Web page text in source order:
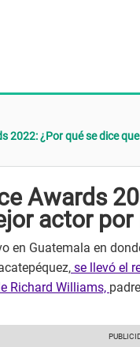
2022: ¿Por qué se dice
Awards
actor por
en Guatemala en
se llevó el
Richard Williams,